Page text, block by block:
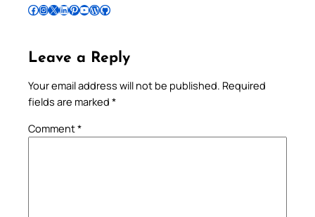
Follow Pradeep on Facebook Follow Pradeep on InstagramFollow Pradeep on X Follow Pradeep on LinkedIn Follow Pradeep on Pinterest Subscribe to Pradeep’s Youtube Channel Follow Pradeep on WordPress Follow Pradeep on GitHub
Leave a Reply
Your email address will not be published. Required
fields are marked *
Comment*